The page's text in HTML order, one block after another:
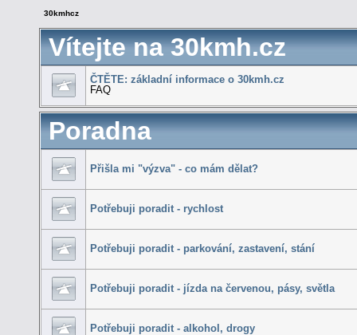
30kmhcz
Vítejte na 30kmh.cz
ČTĚTE: základní informace o 30kmh.cz
FAQ
Poradna
Přišla mi "výzva" - co mám dělat?
Potřebuji poradit - rychlost
Potřebuji poradit - parkování, zastavení, stání
Potřebuji poradit - jízda na červenou, pásy, světla
Potřebuji poradit - alkohol, drogy